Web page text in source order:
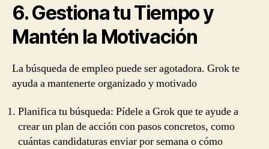
6. Gestiona tu Tiempo y
Mantén la Motivación
La búsqueda de empleo puede ser agotadora. Grok te
ayuda a mantenerte organizado y motivado
Planifica tu búsqueda: Pídele a Grok que te ayude a
crear un plan de acción con pasos concretos, como
cuántas candidaturas enviar por semana o cómo